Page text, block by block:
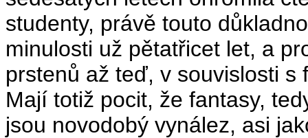
studenty, právě touto
minulosti už pětatřicet let, a
prstenů až teď, v souvislosti
Mají totiž pocit, že fantasy,
jsou novodobý vynález, asi